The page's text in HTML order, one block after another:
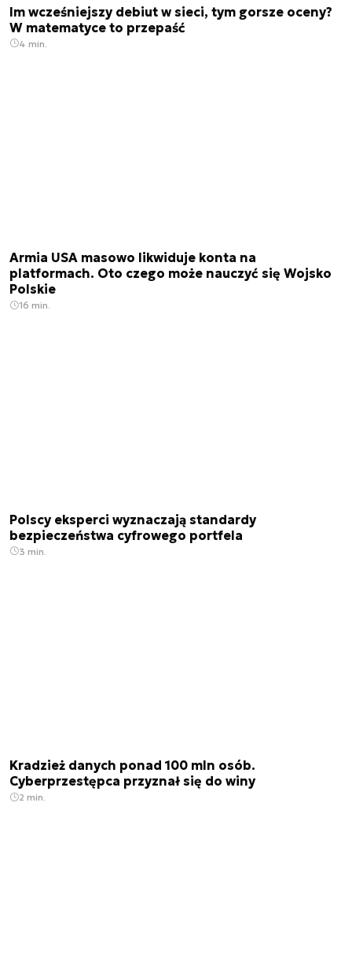
Im wcześniejszy debiut w sieci, tym gorsze oceny?
W matematyce to przepaść
4 min.
Armia USA masowo likwiduje konta na
platformach. Oto czego może nauczyć się Wojsko
Polskie
16 min.
Polscy eksperci wyznaczają standardy
bezpieczeństwa cyfrowego portfela
3 min.
Kradzież danych ponad 100 mln osób.
Cyberprzestępca przyznał się do winy
2 min.